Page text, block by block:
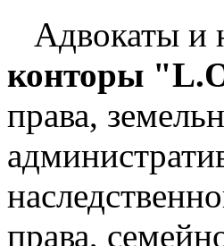
Адвокаты и
конторы
права,
права,